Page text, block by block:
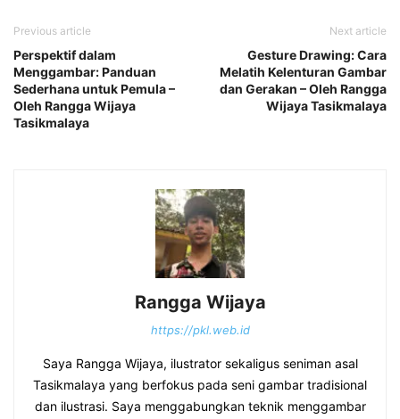
Previous article
Perspektif dalam
Menggambar: Panduan
Sederhana untuk Pemula –
Oleh Rangga Wijaya
Tasikmalaya
Next article
Gesture Drawing: Cara
Melatih Kelenturan Gambar
dan Gerakan – Oleh Rangga
Wijaya Tasikmalaya
Rangga Wijaya
https://pkl.web.id
Saya Rangga Wijaya, ilustrator sekaligus seniman asal
Tasikmalaya yang berfokus pada seni gambar tradisional
dan ilustrasi. Saya menggabungkan teknik menggambar